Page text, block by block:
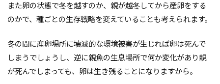
また卵の状態で冬を越すのか、親が越冬してから産卵をする
のかで、種ごとの生存戦略を変えていることも考えられます。
冬の間に産卵場所に壊滅的な環境被害が生じれば卵は死んで
しまうでしょうし、逆に親魚の生息場所で何か変化があり親
が死んでしまっても、卵は生き残ることになりますから。